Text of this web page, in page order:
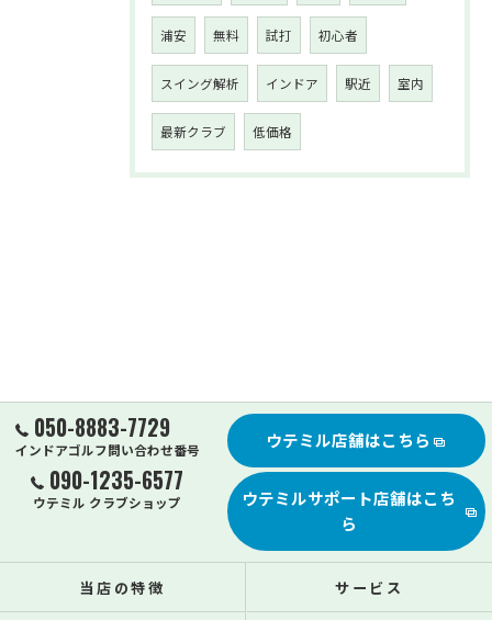
浦安 無料 試打 初心者
スイング解析 インドア 駅近 室内
最新クラブ 低価格
050-8883-7729
インドアゴルフ問い合わせ番号
090-1235-6577
ウテミル クラブショップ
ウテミル店舗はこちら
ウテミルサポート店舗はこち
ら
当店の特徴 サービス